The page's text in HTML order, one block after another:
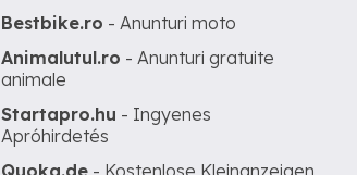
Bestbike.ro - Anunturi moto
Animalutul.ro - Anunturi gratuite
animale
Startapro.hu - Ingyenes
Apróhirdetés
Quoka.de - Kostenlose Kleinanzeigen